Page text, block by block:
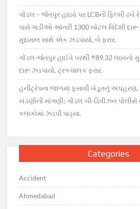
ગોંડલ – જેતપુર હાઇવે પર LCBની ફિલ્મી ઢબે
પાસે ગાડીઓ આંતરી 1300 બોટલ વિદેશી
મુદ્દામાલ સાથે એક ઝડપાયો, બે ફરાર.
ગોંડલ-જેતપુર હાઈવે પરથી ₹89.32 લાખનો
દારૂ ઝડપાયો, ટ્રકચાલક ફરાર.
હનીટ્રેપના જાળમાં ફસાવી ખેડૂતનું અપહરણ,
ખંડણીની માંગણી; ગોંડલ બી-ડિવીઝન
કલાકોમાં ઝડપી પાડ્યા.
Categories
Accident
Ahmedabad